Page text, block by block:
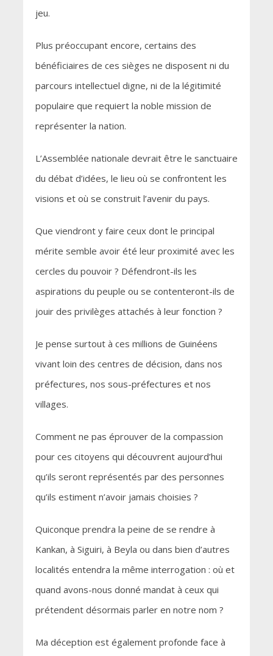
jeu.
Plus préoccupant encore, certains des
bénéficiaires de ces sièges ne disposent ni du
parcours intellectuel digne, ni de la légitimité
populaire que requiert la noble mission de
représenter la nation.
L’Assemblée nationale devrait être le sanctuaire
du débat d’idées, le lieu où se confrontent les
visions et où se construit l’avenir du pays.
Que viendront y faire ceux dont le principal
mérite semble avoir été leur proximité avec les
cercles du pouvoir ? Défendront-ils les
aspirations du peuple ou se contenteront-ils de
jouir des privilèges attachés à leur fonction ?
Je pense surtout à ces millions de Guinéens
vivant loin des centres de décision, dans nos
préfectures, nos sous-préfectures et nos
villages.
Comment ne pas éprouver de la compassion
pour ces citoyens qui découvrent aujourd’hui
qu’ils seront représentés par des personnes
qu’ils estiment n’avoir jamais choisies ?
Quiconque prendra la peine de se rendre à
Kankan, à Siguiri, à Beyla ou dans bien d’autres
localités entendra la même interrogation : où et
quand avons-nous donné mandat à ceux qui
prétendent désormais parler en notre nom ?
Ma déception est également profonde face à